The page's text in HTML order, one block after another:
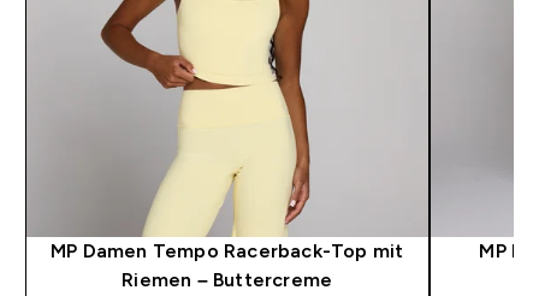
MP Damen Tempo Racerback-Top mit
Riemen – Buttercreme
MP